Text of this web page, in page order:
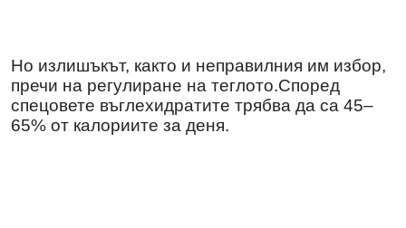
Но излишъкът, както и неправилния им избор,
пречи на регулиране на теглото.Според
спецовете въглехидратите трябва да са 45–
65% от калориите за деня.